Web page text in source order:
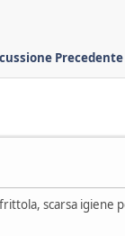
Precedente
scarsa igiene